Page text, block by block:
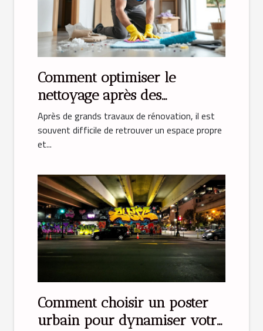
Comment optimiser le
nettoyage après des
rénovations majeures ?
Après de grands travaux de rénovation, il est
souvent difficile de retrouver un espace propre
et...
Comment choisir un poster
urbain pour dynamiser votre